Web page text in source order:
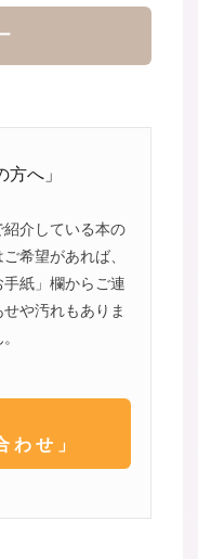
方へ」
介している本の
希望があれば、
紙」欄からご連
や汚れもありま
わせ」